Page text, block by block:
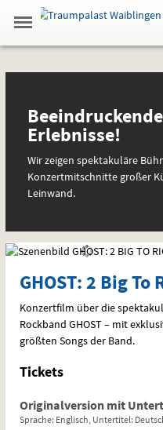
Springe
zum
,zum
.
Navigation
Gehe
zur
Standortauswahl
Hinweis
im
Kino
spezielle
Interessen
Erlebnisse!
Wir zeigen spektakuläre
Konzertmitschnitte großer
Leinwand.
GHOST: 2 Big To
Konzertfilm über die
Rockband GHOST– mit
größten Songs der Band.
Tickets
Originalversion mit
Sprache: Englisch, Untertitel: